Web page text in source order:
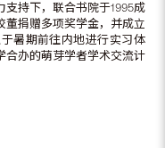
持下，联合书院于1995成
董捐赠多项奖学金，并成立
暑期前往内地进行实习体
合办的萌芽学者学术交流计